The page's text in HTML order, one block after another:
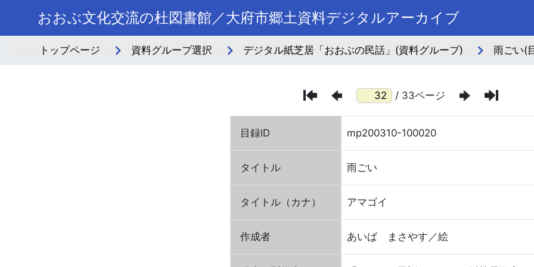
おおぶ文化交流の杜図書館／大府市郷土資料デジタルアーカイブ
トップページ 資料グループ選択 デジタル紙芝居「おおぶの民話」(資料グループ) 雨ごい(
/ 33ページ
目録ID mp200310-100020
タイトル 雨ごい
タイトル（カナ） アマゴイ
作成者 あいば まさやす／絵